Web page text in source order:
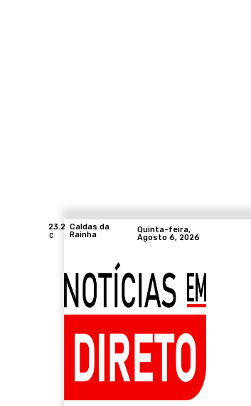
23.2
C
Caldas da
Rainha
Quinta-feira,
Agosto 6, 2026